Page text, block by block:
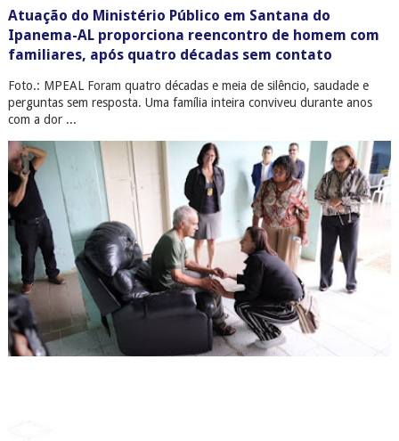
Atuação do Ministério Público em Santana do
Ipanema-AL proporciona reencontro de homem com
familiares, após quatro décadas sem contato
Foto.: MPEAL Foram quatro décadas e meia de silêncio, saudade e
perguntas sem resposta. Uma família inteira conviveu durante anos
com a dor ...